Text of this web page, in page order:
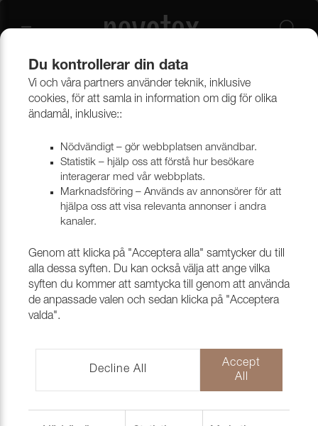
Tekniska vävar Vävar i syntetmaterial Terassa väv
Du kontrollerar din data
Vi och våra partners använder teknik, inklusive
cookies, för att samla in information om dig för olika
ändamål, inklusive::
Nödvändigt – gör webbplatsen användbar.
Statistik – hjälp oss att förstå hur besökare
interagerar med vår webbplats.
Marknadsföring – Används av annonsörer för att
hjälpa oss att visa relevanta annonser i andra
kanaler.
Genom att klicka på "Acceptera alla" samtycker du till
alla dessa syften. Du kan också välja att ange vilka
syften du kommer att samtycka till genom att använda
de anpassade valen och sedan klicka på "Acceptera
valda".
Decline All
Accept
All